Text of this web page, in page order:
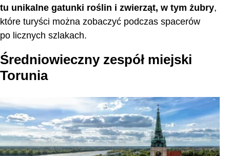
tu unikalne gatunki roślin i zwierząt, w tym żubry,
które turyści można zobaczyć podczas spacerów
po licznych szlakach.
Średniowieczny zespół miejski
Torunia